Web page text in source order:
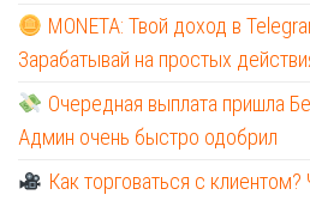
MONETA: Твой доход в
Зарабатывай на простых
Очередная выплата пришла
Админ очень быстро одобрил
Как торговаться с